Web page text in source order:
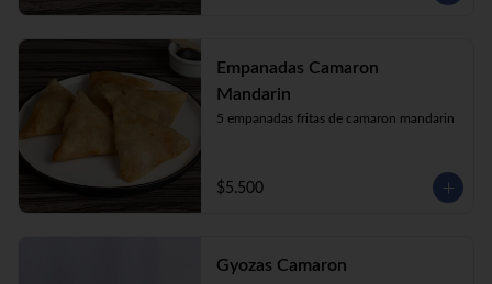
Empanadas Camaron
Mandarin
5 empanadas fritas de camaron mandarin
$5.500
Gyozas Camaron